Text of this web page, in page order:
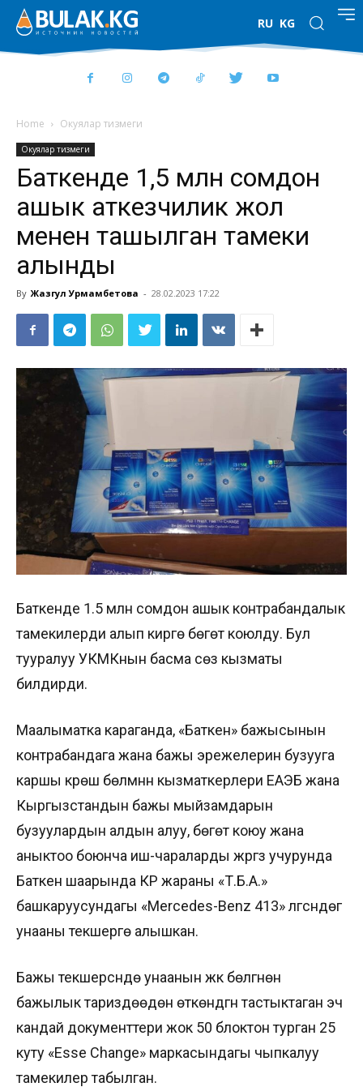
RU KG
Home Окуялар тизмеги
Окуялар тизмеги
Баткенде 1,5 млн сомдон
ашык аткезчилик жол
менен ташылган тамеки
алынды
By Жазгул Урмамбетова - 28.02.2023 17:22
Баткенде 1.5 млн сомдон ашык контрабандалык
тамекилерди алып кирүүгө бөгөт коюлду. Бул
тууралуу УКМКнын басма сөз кызматы
билдирди.
Маалыматка караганда, «Баткен» бажысынын
контрабандага жана бажы эрежелерин бузууга
каршы күрөшүү бөлүмүнүн кызматкерлери ЕАЭБ жана
Кыргызстандын бажы мыйзамдарын
бузуулардын алдын алуу, бөгөт коюу жана
аныктоо боюнча иш-чараларды жүргүзүү учурунда
Баткен шаарында КР жараны «Т.Б.А.»
башкаруусундагы «Mercedes-Benz 413» үлгүсүндөгү
унааны текшерүүгө алышкан.
Бажы текшерүүсүндө унаанын жүк бөлүгүнөн
бажылык тариздөөдөн өткөндүгүн тастыктаган эч
кандай документтери жок 50 блоктон турган 25
куту «Esse Change» маркасындагы чыпкалуу
тамекилер табылган.